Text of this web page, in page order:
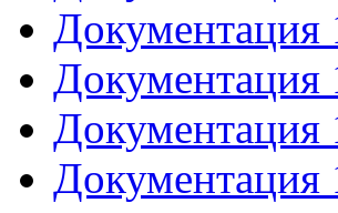
Документация
Документация
Документация
Документация